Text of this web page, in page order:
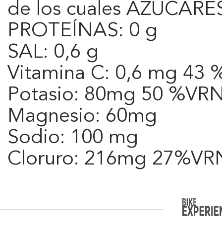
de los cuales
PROTEÍNAS: 0 g
SAL: 0,6 g
Vitamina C: 0,6 mg 43
Potasio: 80mg 50
Magnesio: 60mg
Sodio: 100 mg
Cloruro: 216mg